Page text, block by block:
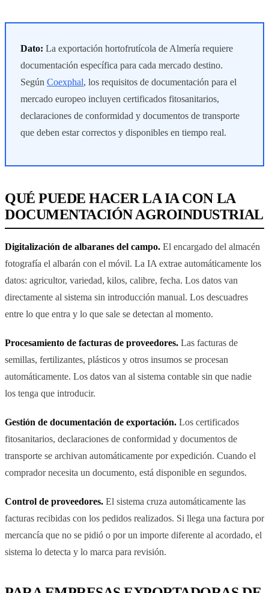
Dato: La exportación hortofrutícola de Almería requiere
documentación específica para cada mercado destino.
Según Coexphal, los requisitos de documentación para el
mercado europeo incluyen certificados fitosanitarios,
declaraciones de conformidad y documentos de transporte
que deben estar correctos y disponibles en tiempo real.
QUÉ PUEDE HACER LA IA CON LA
DOCUMENTACIÓN AGROINDUSTRIAL
Digitalización de albaranes del campo. El encargado del almacén
fotografía el albarán con el móvil. La IA extrae automáticamente los
datos: agricultor, variedad, kilos, calibre, fecha. Los datos van
directamente al sistema sin introducción manual. Los descuadres
entre lo que entra y lo que sale se detectan al momento.
Procesamiento de facturas de proveedores. Las facturas de
semillas, fertilizantes, plásticos y otros insumos se procesan
automáticamente. Los datos van al sistema contable sin que nadie
los tenga que introducir.
Gestión de documentación de exportación. Los certificados
fitosanitarios, declaraciones de conformidad y documentos de
transporte se archivan automáticamente por expedición. Cuando el
comprador necesita un documento, está disponible en segundos.
Control de proveedores. El sistema cruza automáticamente las
facturas recibidas con los pedidos realizados. Si llega una factura por
mercancía que no se pidió o por un importe diferente al acordado, el
sistema lo detecta y lo marca para revisión.